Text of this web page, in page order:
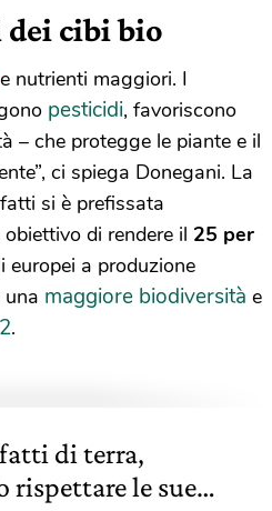
cibi bio
e nutrienti maggiori. I
pesticidi, favoriscono
– che protegge le piante e il
ci spiega Donegani. La
si è prefissata
di rendere il 25 per
europei a produzione
una maggiore biodiversità e
.
di terra,
rispettare le sue